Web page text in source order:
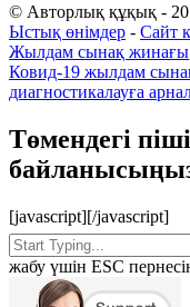
© Авторлық құқық -
Ыстық өнімдер - Сайт
Жылдам сынақ жинағы
Ковид-19 жылдам
диагностикалауға
Төмендегі
[javascript][/javascript]
жабу үшін ESC